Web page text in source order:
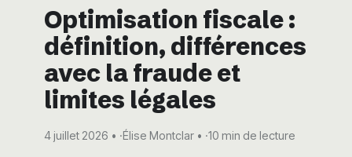
Business
Éducation & Emploi
Optimisation fiscale :
définition, différences
avec la fraude et
limites légales
4 juillet 2026 ·Élise Montclar ·10 min de lecture